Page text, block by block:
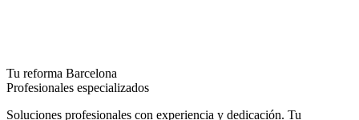
Tu reforma Barcelona
Profesionales especializados
Soluciones profesionales con experiencia y dedicación. Tu